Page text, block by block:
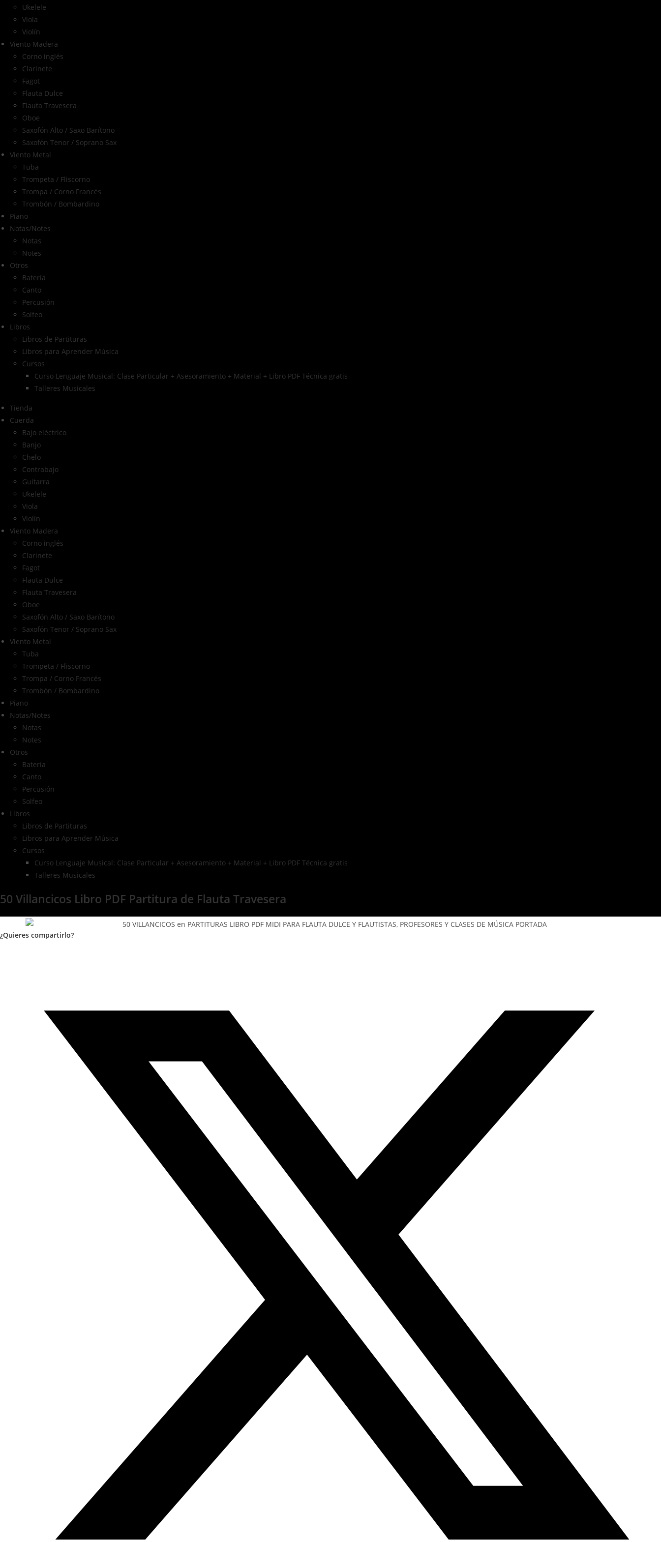
Ukelele
Viola
Violín
Viento Madera
Corno inglés
Clarinete
Fagot
Flauta Dulce
Flauta Travesera
Oboe
Saxofón Alto / Saxo Barítono
Saxofón Tenor / Soprano Sax
Viento Metal
Tuba
Trompeta / Fliscorno
Trompa / Corno Francés
Trombón / Bombardino
Piano
Notas/Notes
Notas
Notes
Otros
Batería
Canto
Percusión
Solfeo
Libros
Libros de Partituras
Libros para Aprender Música
Cursos
Curso Lenguaje Musical: Clase Particular + Asesoramiento + Material + Libro PDF Técnica gratis
Talleres Musicales
Tienda
Cuerda
Bajo eléctrico
Banjo
Chelo
Contrabajo
Guitarra
Ukelele
Viola
Violín
Viento Madera
Corno inglés
Clarinete
Fagot
Flauta Dulce
Flauta Travesera
Oboe
Saxofón Alto / Saxo Barítono
Saxofón Tenor / Soprano Sax
Viento Metal
Tuba
Trompeta / Fliscorno
Trompa / Corno Francés
Trombón / Bombardino
Piano
Notas/Notes
Notas
Notes
Otros
Batería
Canto
Percusión
Solfeo
Libros
Libros de Partituras
Libros para Aprender Música
Cursos
Curso Lenguaje Musical: Clase Particular + Asesoramiento + Material + Libro PDF Técnica gratis
Talleres Musicales
50 Villancicos Libro PDF Partitura de Flauta Travesera
¿Quieres compartirlo?